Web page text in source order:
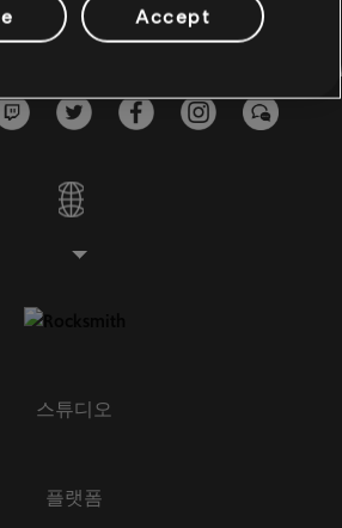
스튜디오
플랫폼
Accept